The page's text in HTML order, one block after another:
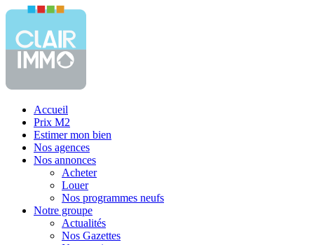
Accueil
Prix M2
Estimer mon bien
Nos agences
Nos annonces
Acheter
Louer
Nos programmes neufs
Notre groupe
Actualités
Nos Gazettes